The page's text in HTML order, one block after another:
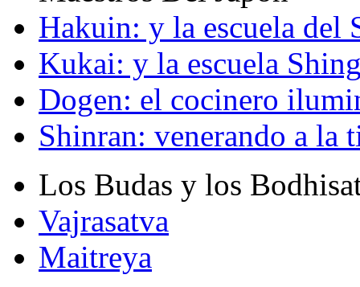
Hakuin: y la escuela del
Kukai: y la escuela
Dogen: el cocinero
Shinran: venerando a la
Los Budas y los
Vajrasatva
Maitreya